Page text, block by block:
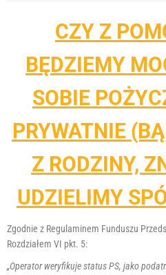
CZY Z
BĘDZIEMY
SOBIE
PRYWATNIE
Z RODZINY,
UDZIELIMY
Zgodnie z Regulaminem Funduszu
Rozdziałem VI pkt. 5:
„Operator weryfikuje status PS, jako